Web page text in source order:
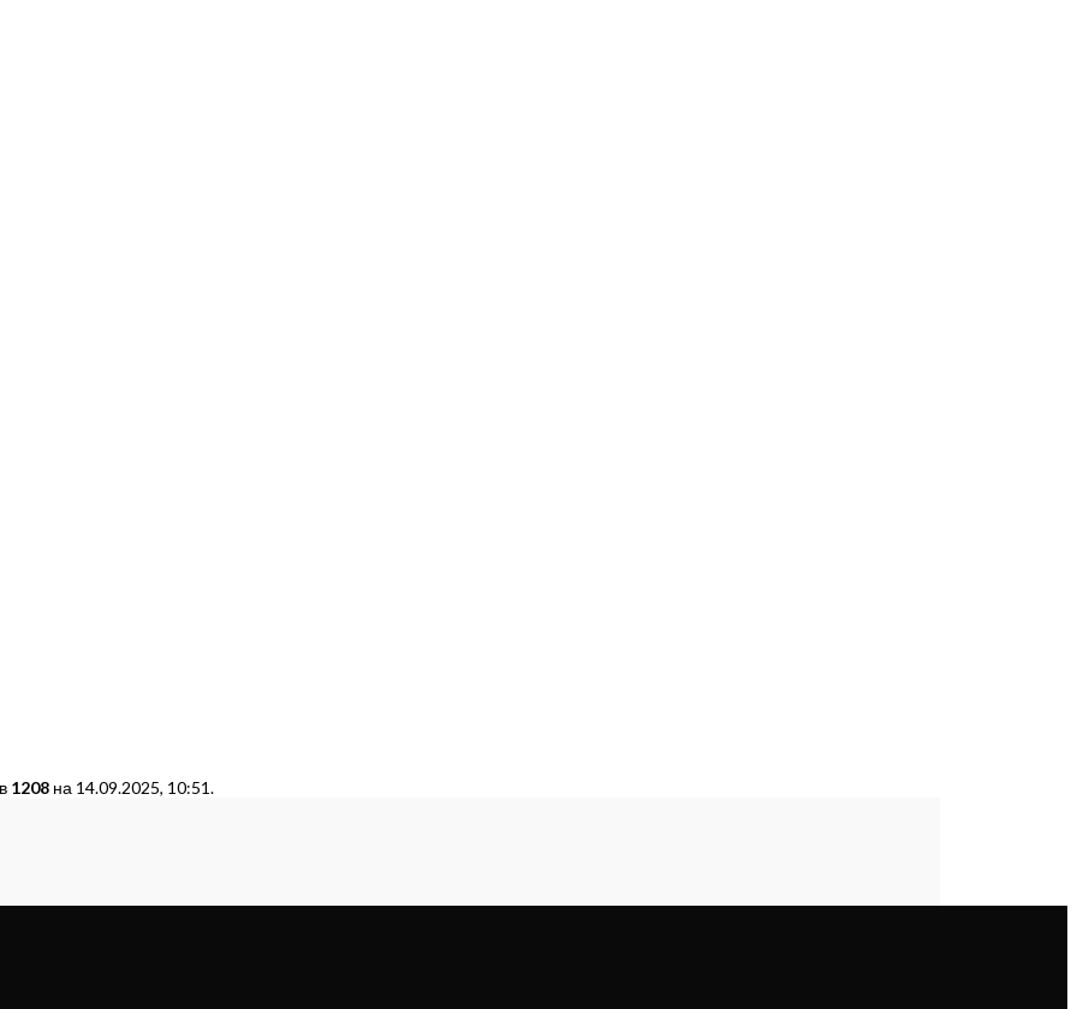
1208 на 14.09.2025, 10:51.